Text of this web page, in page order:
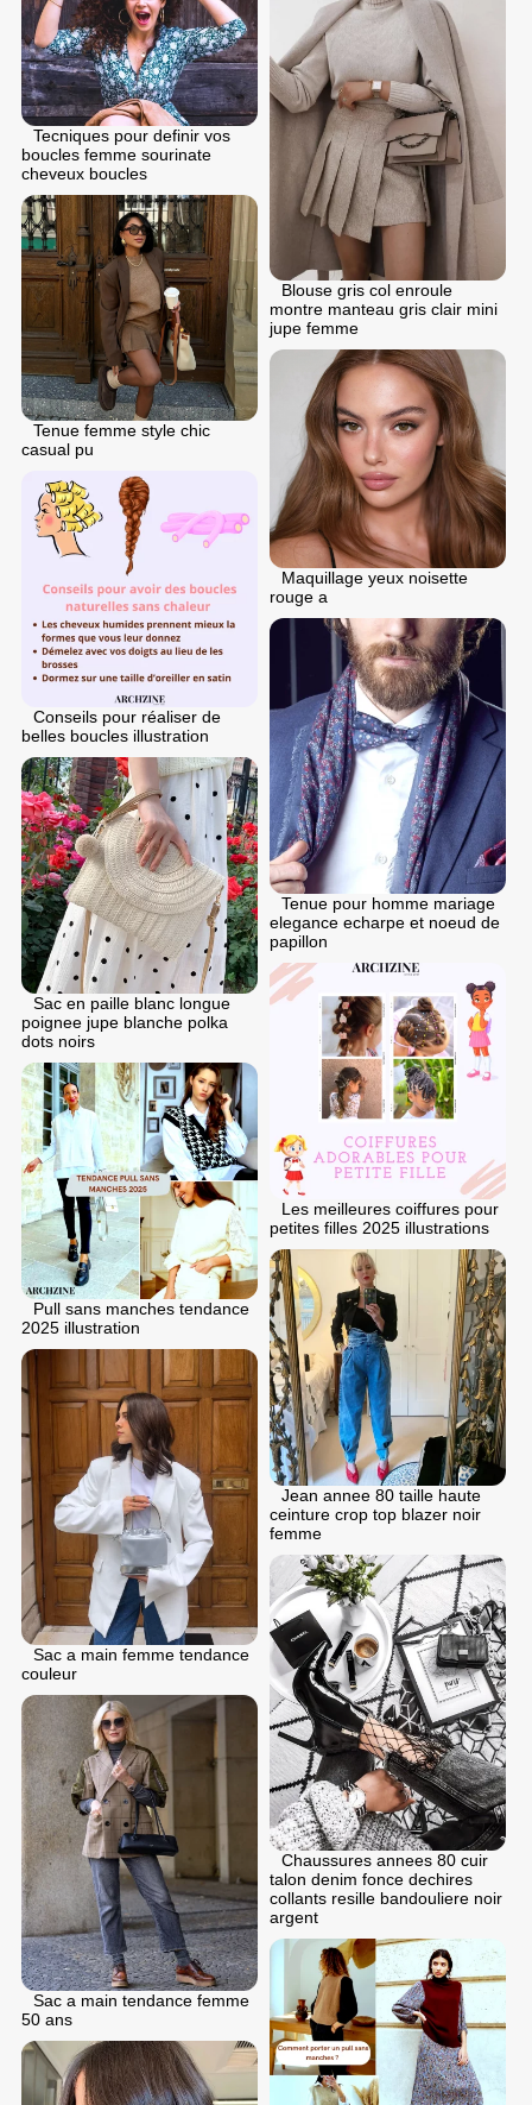
Tecniques pour definir vos
boucles femme sourinate
cheveux boucles
Blouse gris col enroule
montre manteau gris clair mini
jupe femme
Tenue femme style chic
casual pu
Maquillage yeux noisette
rouge a
Conseils pour réaliser de
belles boucles illustration
Tenue pour homme mariage
elegance echarpe et noeud de
papillon
Sac en paille blanc longue
poignee jupe blanche polka
dots noirs
Les meilleures coiffures pour
petites filles 2025 illustrations
Pull sans manches tendance
2025 illustration
Jean annee 80 taille haute
ceinture crop top blazer noir
femme
Sac a main femme tendance
couleur
Chaussures annees 80 cuir
talon denim fonce dechires
collants resille bandouliere noir
argent
Sac a main tendance femme
50 ans